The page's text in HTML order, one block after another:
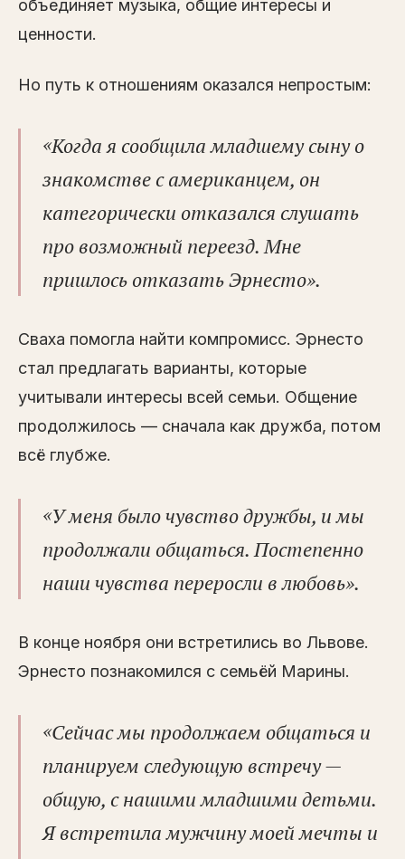
объединяет музыка, общие интересы и
ценности.
Но путь к отношениям оказался непростым:
«Когда я сообщила младшему сыну о
знакомстве с американцем, он
категорически отказался слушать
про возможный переезд. Мне
пришлось отказать Эрнесто».
Сваха помогла найти компромисс. Эрнесто
стал предлагать варианты, которые
учитывали интересы всей семьи. Общение
продолжилось — сначала как дружба, потом
всё глубже.
«У меня было чувство дружбы, и мы
продолжали общаться. Постепенно
наши чувства переросли в любовь».
В конце ноября они встретились во Львове.
Эрнесто познакомился с семьёй Марины.
«Сейчас мы продолжаем общаться и
планируем следующую встречу —
общую, с нашими младшими детьми.
Я встретила мужчину моей мечты и